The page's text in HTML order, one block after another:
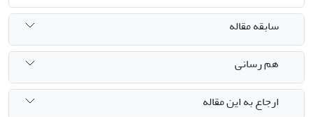
سابقه مقاله
هم رسانی
ارجاع به این مقاله